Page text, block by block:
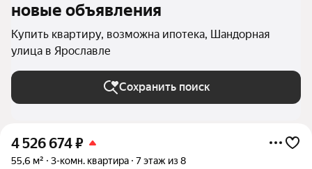
новые объявления
Купить квартиру, возможна ипотека, Шандорная
улица в Ярославле
Сохранить поиск
4 526 674₽
55,6 м² 3-комн. квартира 7 этаж из 8